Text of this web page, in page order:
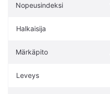
Nopeusindeksi
Halkaisija
Märkäpito
Leveys